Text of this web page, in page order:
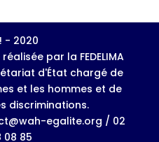
- 2020
par la FEDELIMA
d'État chargé de
et les hommes et de
discriminations.
egalite.org / 02
08 85